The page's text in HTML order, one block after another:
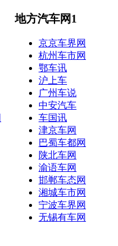
地方汽车网1
京京车界网
杭州车市网
鄂车讯
沪上车
广州车说
中安汽车
车国讯
津京车网
巴蜀车都网
陕北车网
渝语车网
邯郸车态网
湘城车市网
宁波车界网
无锡有车网